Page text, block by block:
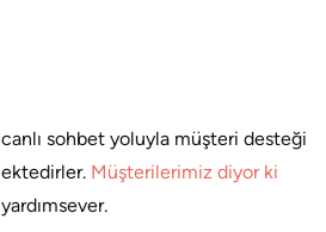
sohbet yoluyla müşteri desteği
Müşterilerimiz diyor ki